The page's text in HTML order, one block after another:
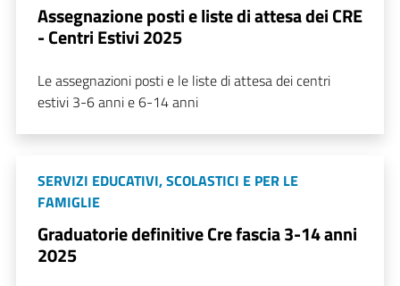
Assegnazione posti e liste di attesa dei CRE
- Centri Estivi 2025
Le assegnazioni posti e le liste di attesa dei centri
estivi 3-6 anni e 6-14 anni
SERVIZI EDUCATIVI, SCOLASTICI E PER LE
FAMIGLIE
Graduatorie definitive Cre fascia 3-14 anni
2025